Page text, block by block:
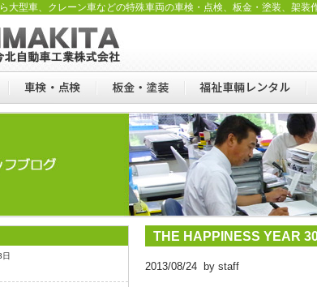
大型車、クレーン車などの特殊車両の車検・点検、板金・塗装、架装
THE HAPPINESS YEAR
2013/08/24 by staff